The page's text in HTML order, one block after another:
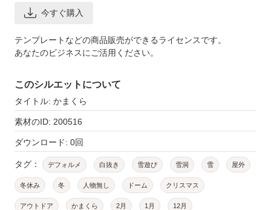
今すぐ購入
テンプレートなどの商品販売ができるライセンスです。
あなたのビジネスにご活用ください。
このシルエットについて
タイトル: かまくら
素材のID: 200516
ダウンロード: 0回
タグ： デフォルメ 白抜き 雪遊び 雪洞 雪 屋外
冬休み 冬 人物無し ドーム クリスマス
アウトドア かまくら 2月 1月 12月